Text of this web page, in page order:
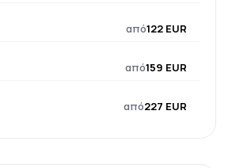
από122 EUR
από159 EUR
από227 EUR